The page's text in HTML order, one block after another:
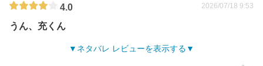
4.0 2026/07/18 9:53
うん、充くん
ネタバレ レビューを表示する